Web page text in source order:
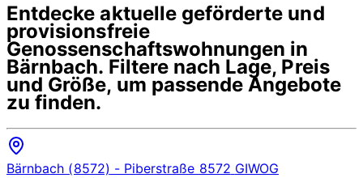
Entdecke aktuelle geförderte und
provisionsfreie
Genossenschaftswohnungen in
Bärnbach. Filtere nach Lage, Preis
und Größe, um passende Angebote
zu finden.
Bärnbach (8572) - Piberstraße 8572 GIWOG